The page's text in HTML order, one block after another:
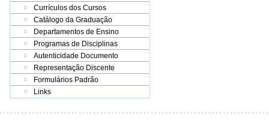
Currículos dos Cursos
Catálogo da Graduação
Departamentos de Ensino
Programas de Disciplinas
Autenticidade Documento
Representação Discente
Formulários Padrão
Links